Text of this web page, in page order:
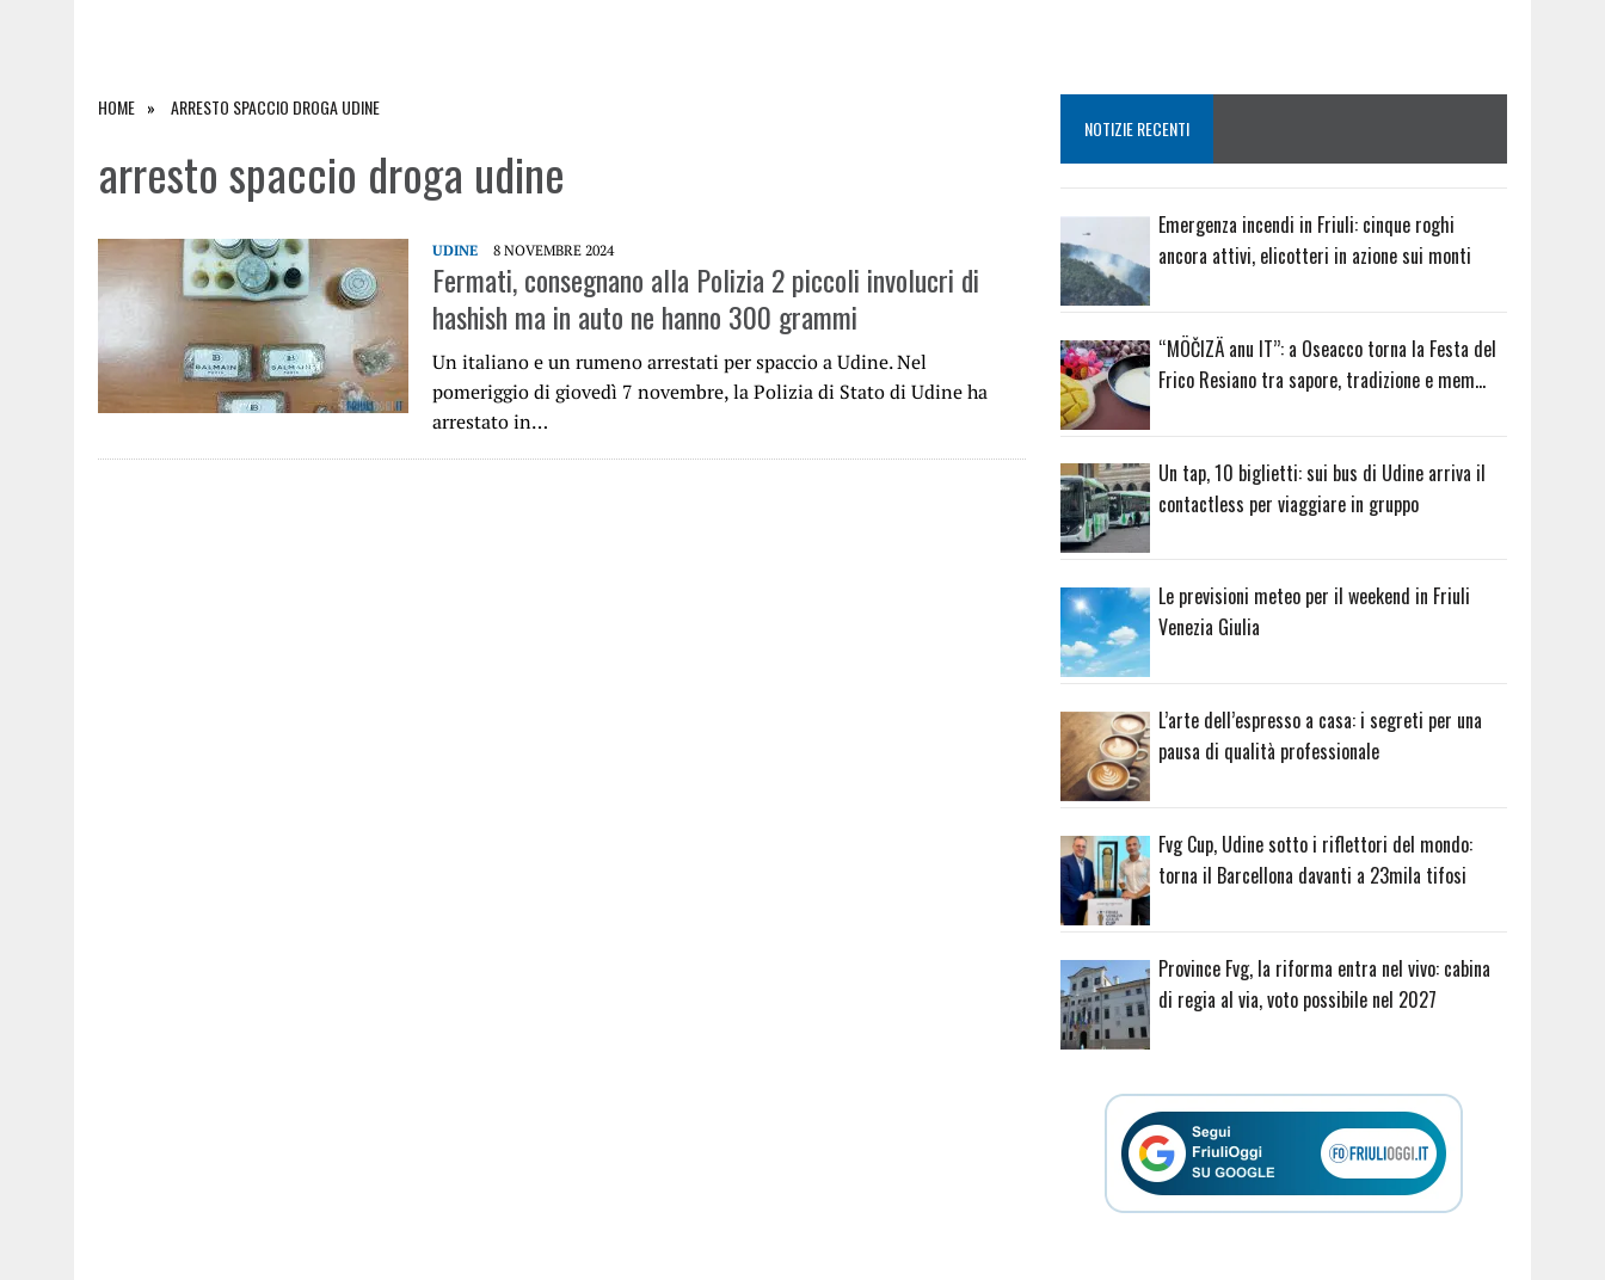
HOME ARRESTO SPACCIO DROGA UDINE
arresto spaccio droga udine
UDINE 8 NOVEMBRE 2024
Fermati, consegnano alla Polizia 2 piccoli involucri di
hashish ma in auto ne hanno 300 grammi
Un italiano e un rumeno arrestati per spaccio a Udine. Nel
pomeriggio di giovedì 7 novembre, la Polizia di Stato di Udine ha
arrestato in…
NOTIZIE RECENTI
Emergenza incendi in Friuli: cinque roghi
ancora attivi, elicotteri in azione sui monti
“MÖČIZÄ anu IT”: a Oseacco torna la Festa del
Frico Resiano tra sapore, tradizione e mem…
Un tap, 10 biglietti: sui bus di Udine arriva il
contactless per viaggiare in gruppo
Le previsioni meteo per il weekend in Friuli
Venezia Giulia
L’arte dell’espresso a casa: i segreti per una
pausa di qualità professionale
Fvg Cup, Udine sotto i riflettori del mondo:
torna il Barcellona davanti a 23mila tifosi
Province Fvg, la riforma entra nel vivo: cabina
di regia al via, voto possibile nel 2027